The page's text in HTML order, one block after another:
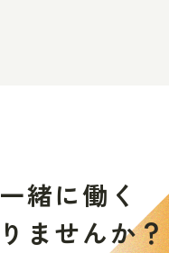
一緒に働 く
り ませんか？